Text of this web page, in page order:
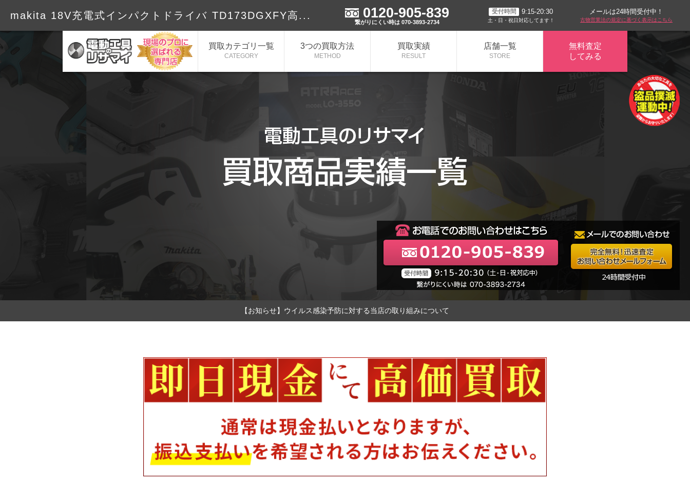
makita 18V充電式インパクトドライバ TD173DGXFY高... 0120-905-839
繋がりにくい時は 070-3893-2734
受付時間 9:15-20:30
土・日・祝日対応してます！
メールは24時間受付中！
古物営業法の規定に基づく表示はこちら
買取カテゴリ一覧
CATEGORY
3つの買取方法
METHOD
買取実績
RESULT
店舗一覧
STORE
無料査定
してみる
【お知らせ】ウイルス感染予防に対する当店の取り組みについて